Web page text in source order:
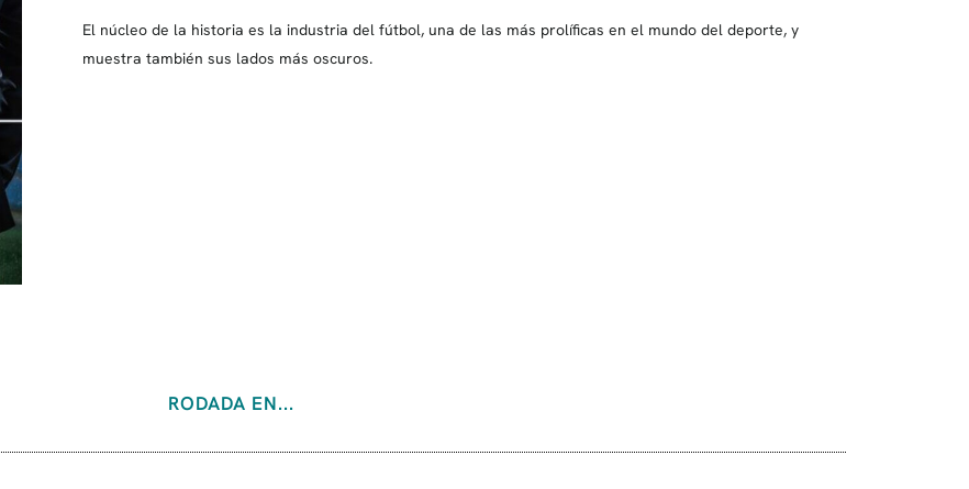
El núcleo de la historia es la industria del fútbol, una de las más prolíficas en el mundo del deporte, y
muestra también sus lados más oscuros.
RODADA EN...